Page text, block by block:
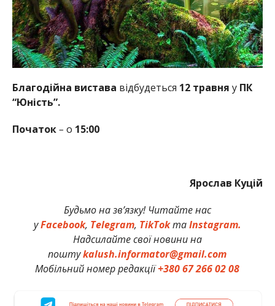
Благодійна вистава відбудеться 12 травня у ПК
“Юність”.
Початок – о 15:00
Ярослав Куцій
Будьмо на зв’язку! Читайте нас
уFacebook, Telegram, TikTokтаInstagram.
Надсилайте свої новини на
поштуkalush.informator@gmail.com
Мобільний номер редакції+380 67 266 02 08